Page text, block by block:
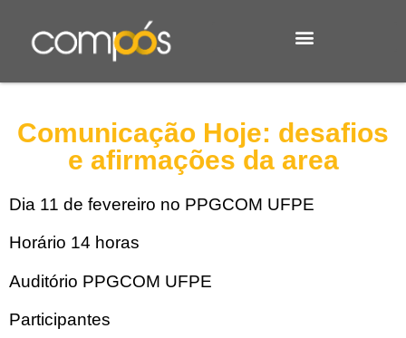
Comunicação Hoje: desafios
e afirmações da area
Dia 11 de fevereiro no PPGCOM UFPE
Horário 14 horas
Auditório PPGCOM UFPE
Participantes